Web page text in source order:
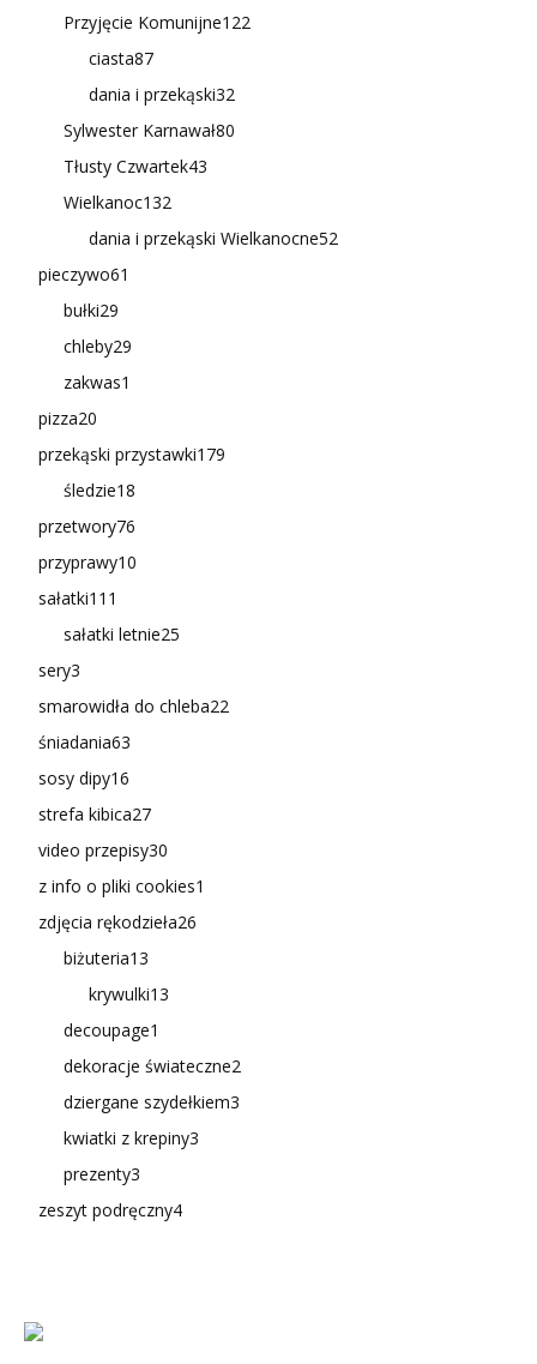
Przyjęcie Komunijne122
ciasta87
dania i przekąski32
Sylwester Karnawał80
Tłusty Czwartek43
Wielkanoc132
dania i przekąski Wielkanocne52
pieczywo61
bułki29
chleby29
zakwas1
pizza20
przekąski przystawki179
śledzie18
przetwory76
przyprawy10
sałatki111
sałatki letnie25
sery3
smarowidła do chleba22
śniadania63
sosy dipy16
strefa kibica27
video przepisy30
z info o pliki cookies1
zdjęcia rękodzieła26
biżuteria13
krywulki13
decoupage1
dekoracje świateczne2
dziergane szydełkiem3
kwiatki z krepiny3
prezenty3
zeszyt podręczny4